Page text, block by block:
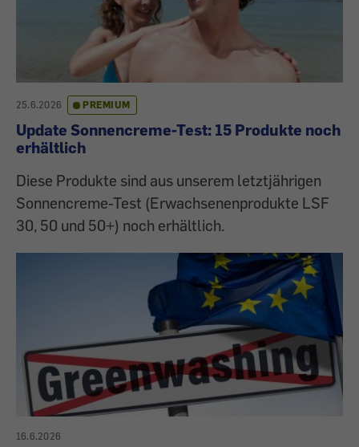
25.6.2026 PREMIUM
Update Sonnencreme-Test: 15 Produkte noch
erhältlich
Diese Produkte sind aus unserem letztjährigen
Sonnencreme-Test (Erwachsenenprodukte LSF
30, 50 und 50+) noch erhältlich.
16.6.2026